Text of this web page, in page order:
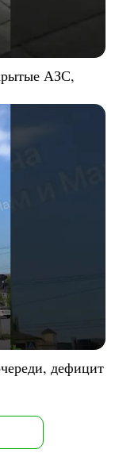
АЗС,
дефицит